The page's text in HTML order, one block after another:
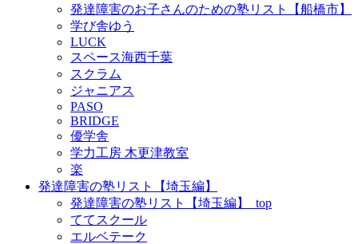
発達障害のお子さんのための塾リスト【船橋市】
学び舎ゆう
LUCK
スペース海西千葉
スクラム
ジャニアス
PASO
BRIDGE
優学舎
学力工房 木更津教室
楽
発達障害の塾リスト【埼玉編】
発達障害の塾リスト【埼玉編】_top
ててスクール
エルベテーク